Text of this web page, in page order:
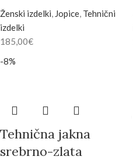
Ženski izdelki, Jopice, Tehnični
izdelki
185,00€
-8%
Tehnična jakna
srebrno-zlata